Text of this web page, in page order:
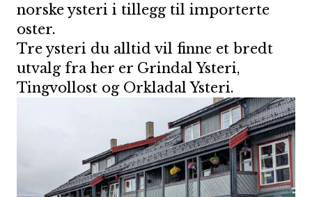
norske ysteri i tillegg til importerte
oster.
Tre ysteri du alltid vil finne et bredt
utvalg fra her er Grindal Ysteri,
Tingvollost og Orkladal Ysteri.